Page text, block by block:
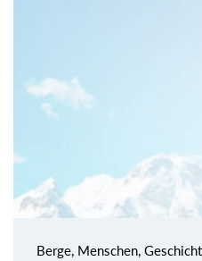
Berge, Menschen,